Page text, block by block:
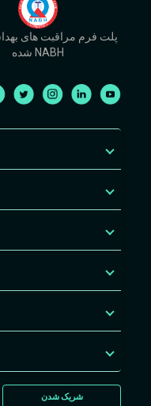
پلت فرم مراقبت های
شده NABH
شریک شدن